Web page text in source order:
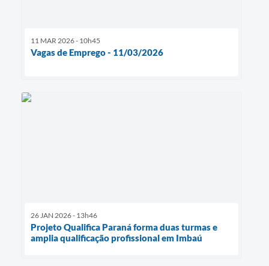
11 MAR 2026 - 10h45
Vagas de Emprego - 11/03/2026
26 JAN 2026 - 13h46
Projeto Qualifica Paraná forma duas turmas e
amplia qualificação profissional em Imbaú